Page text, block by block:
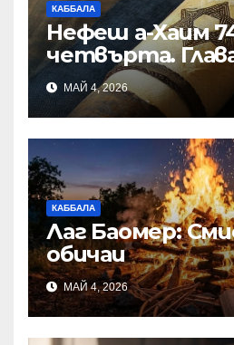
КАББАЛА
Нефеш а-Хаим
четвърта.
МАЙ 4, 2026
КАББАЛА
Лаг Баомер:
обичаи
МАЙ 4, 2026